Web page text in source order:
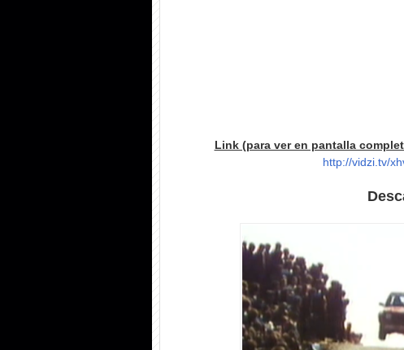
Link (para ver en pantalla
http://vidzi.tv/